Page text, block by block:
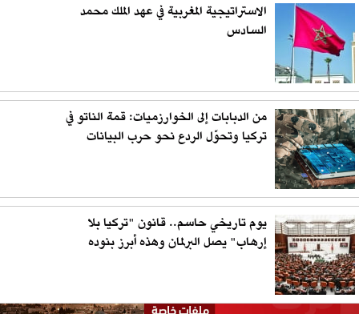
الاستراتيجية المغربية في عهد الملك محمد
السادس
من الدبابات إلى الخوارزميات: قمة الناتو في
تركيا وتحوّل الردع نحو حرب البيانات
يوم تاريخي حاسم.. قانون "تركيا بلا
إرهاب" يصل البرلمان وهذه أبرز بنوده